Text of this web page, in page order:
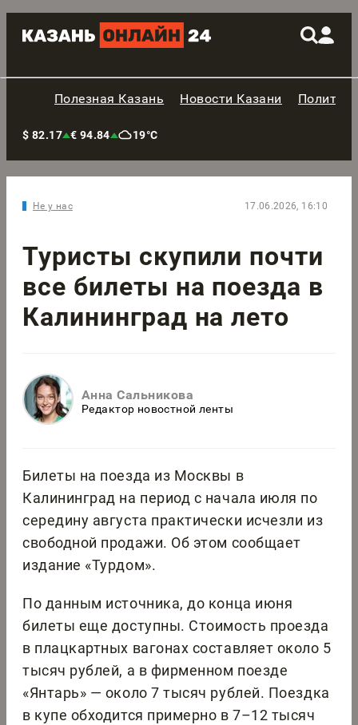
Полезная Казань Новости Казани
$ 82.17 € 94.84 19°C
Не у нас 17.06.2026, 16:10
Туристы скупили почти
все билеты на поезда в
Калининград на лето
Анна Сальникова
Редактор новостной ленты
Билеты на поезда из Москвы в
Калининград на период с начала июля по
середину августа практически исчезли из
свободной продажи. Об этом сообщает
издание «Турдом».
По данным источника, до конца июня
билеты еще доступны. Стоимость проезда
в плацкартных вагонах составляет около 5
тысяч рублей, а в фирменном поезде
«Янтарь» — около 7 тысяч рублей. Поездка
в купе обходится примерно в 7–12 тысяч